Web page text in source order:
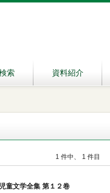
索 資料紹介
1 件中、 1 件目
童文学全集 第１２卷